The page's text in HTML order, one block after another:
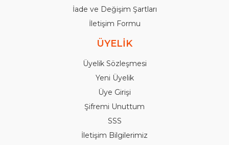
İade ve Değişim Şartları
İletişim Formu
ÜYELİK
Üyelik Sözleşmesi
Yeni Üyelik
Üye Girişi
Şifremi Unuttum
SSS
İletişim Bilgilerimiz